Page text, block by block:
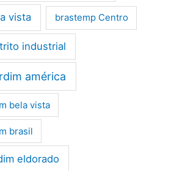
vista brastemp Centro
industrial
américa
bela vista
brasil
eldorado